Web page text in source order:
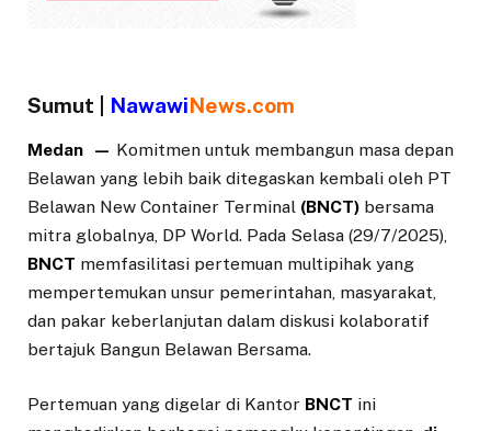
Sumut | NawawiNews.com
Medan — Komitmen untuk membangun masa depan
Belawan yang lebih baik ditegaskan kembali oleh PT
Belawan New Container Terminal (BNCT) bersama
mitra globalnya, DP World. Pada Selasa (29/7/2025),
BNCT memfasilitasi pertemuan multipihak yang
mempertemukan unsur pemerintahan, masyarakat,
dan pakar keberlanjutan dalam diskusi kolaboratif
bertajuk Bangun Belawan Bersama.
Pertemuan yang digelar di Kantor BNCT ini